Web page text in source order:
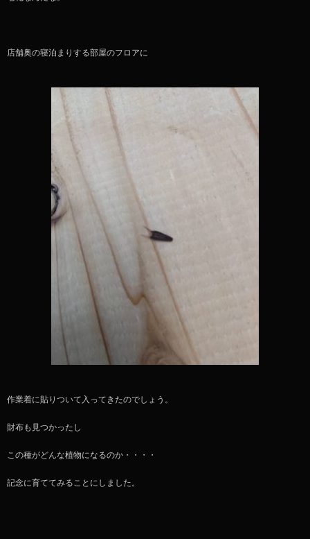
店舗奥の寝泊まりする部屋のフロアに
作業着に貼りついて入ってきたのでしょう。
財布も見つかったし
この種がどんな植物になるのか・・・・
記念に育ててみることにしました。